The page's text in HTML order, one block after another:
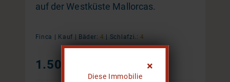
Diese Immobilie
auf der Westküste Mallorcas.
Finca | Kauf | Bäder: 4 | Schlafzi.: 4
1.500.000 €